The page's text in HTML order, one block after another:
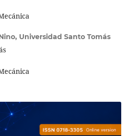
Universidad Santo Tomás